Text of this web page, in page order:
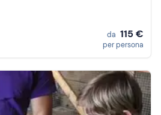
da 115 €
per persona